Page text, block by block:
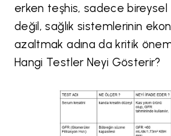
erken teşhis, sadece bireysel
değil, sağlık sistemlerinin
azaltmak adına da kritik
Hangi Testler Neyi Gösterir?